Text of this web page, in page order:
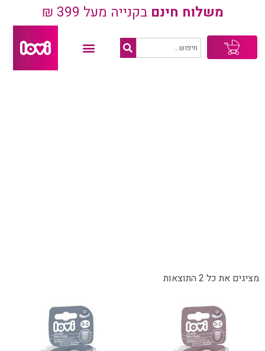
משלוח חינםבקנייה מעל 399 ₪
מציגים את כל ⁦2⁩ התוצאות